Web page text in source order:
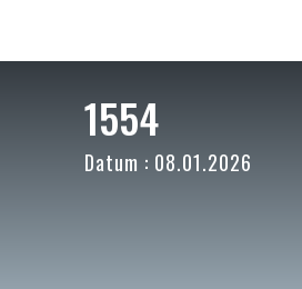
1554
Datum : 08.01.2026